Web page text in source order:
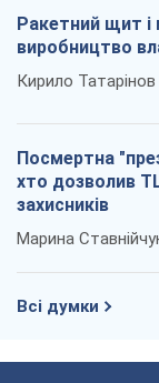
Ракетний щит і
виробництво
Кирило Татарінов
Посмертна
хто дозволив
захисників
Марина
Всі думки